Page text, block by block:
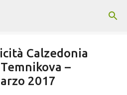
principali
Calzedonia
–
2017